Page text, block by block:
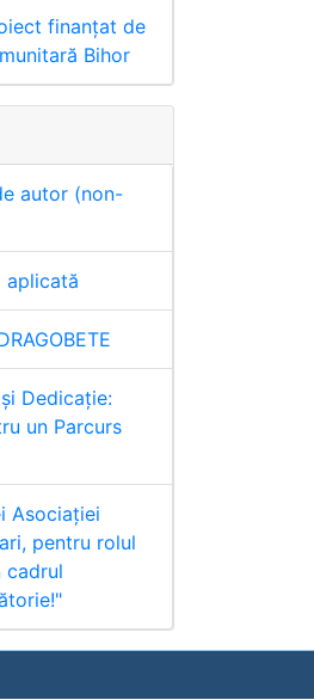
finanţat de
Bihor
autor (non-
aplicată
Dedicație:
un Parcurs
Asociației
pentru rolul
cadrul